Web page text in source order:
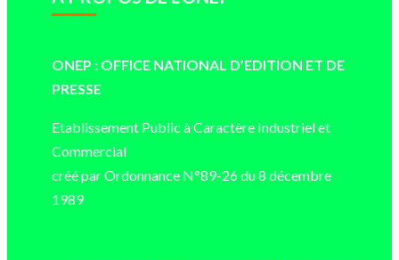
ONEP : OFFICE NATIONAL D’EDITION ET DE
PRESSE
Etablissement Public à Caractère Industriel et
Commercial
créé par Ordonnance N°89-26 du 8 décembre
1989